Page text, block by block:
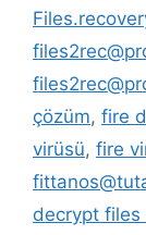
çözüm, fire
virüsü, fire
decrypt